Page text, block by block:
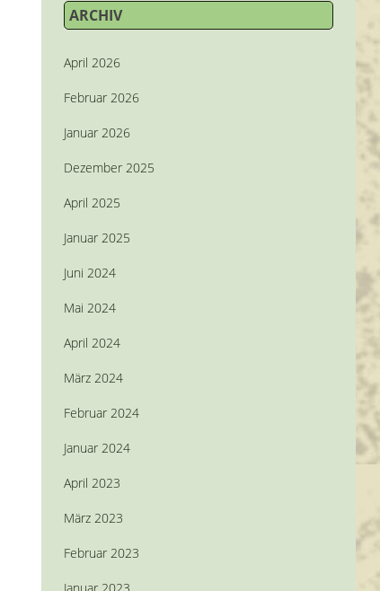
ARCHIV
April 2026
Februar 2026
Januar 2026
Dezember 2025
April 2025
Januar 2025
Juni 2024
Mai 2024
April 2024
März 2024
Februar 2024
Januar 2024
April 2023
März 2023
Februar 2023